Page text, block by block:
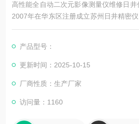
高性能全自动二次元影像测量仪维修日
2007年在华东区注册成立苏州日井精密
直是从事精密量测仪器销售及配套售后
公司主要销售：影像测量仪，二次元，三
坐标测量机等国外精密测量仪器。
产品型号：
更新时间：2025-10-15
厂商性质：生产厂家
访问量：1160